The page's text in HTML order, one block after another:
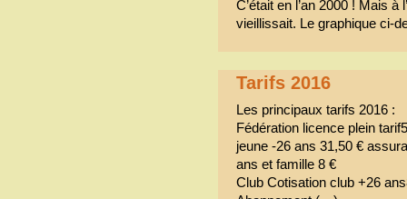
C’était en l’an 2000 ! Mais
vieillissait. Le graphique ci-
Tarifs 2016
Les principaux tarifs 2016 :
Fédération licence plein
jeune -26 ans 31,50 €
ans et famille 8 €
Club Cotisation club +26